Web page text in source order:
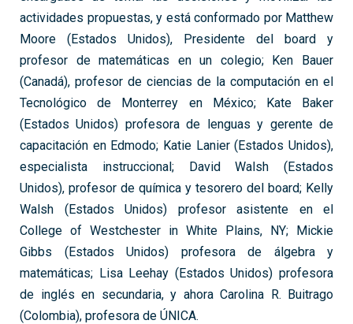
actividades propuestas, y está conformado por Matthew
Moore (Estados Unidos), Presidente del board y
profesor de matemáticas en un colegio; Ken Bauer
(Canadá), profesor de ciencias de la computación en el
Tecnológico de Monterrey en México; Kate Baker
(Estados Unidos) profesora de lenguas y gerente de
capacitación en Edmodo; Katie Lanier (Estados Unidos),
especialista instruccional; David Walsh (Estados
Unidos), profesor de química y tesorero del board; Kelly
Walsh (Estados Unidos) profesor asistente en el
College of Westchester in White Plains, NY; Mickie
Gibbs (Estados Unidos) profesora de álgebra y
matemáticas; Lisa Leehay (Estados Unidos) profesora
de inglés en secundaria, y ahora Carolina R. Buitrago
(Colombia), profesora de ÚNICA.